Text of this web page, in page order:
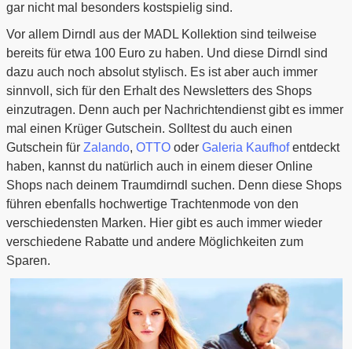
gar nicht mal besonders kostspielig sind.
Vor allem Dirndl aus der MADL Kollektion sind teilweise
bereits für etwa 100 Euro zu haben. Und diese Dirndl sind
dazu auch noch absolut stylisch. Es ist aber auch immer
sinnvoll, sich für den Erhalt des Newsletters des Shops
einzutragen. Denn auch per Nachrichtendienst gibt es immer
mal einen Krüger Gutschein. Solltest du auch einen
Gutschein für Zalando, OTTO oder Galeria Kaufhofentdeckt
haben, kannst du natürlich auch in einem dieser Online
Shops nach deinem Traumdirndl suchen. Denn diese Shops
führen ebenfalls hochwertige Trachtenmode von den
verschiedensten Marken. Hier gibt es auch immer wieder
verschiedene Rabatte und andere Möglichkeiten zum
Sparen.